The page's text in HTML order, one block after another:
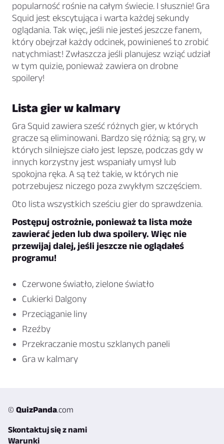
popularność rośnie na całym świecie. I słusznie! Gra
Squid jest ekscytująca i warta każdej sekundy
oglądania. Tak więc, jeśli nie jesteś jeszcze fanem,
który obejrzał każdy odcinek, powinieneś to zrobić
natychmiast! Zwłaszcza jeśli planujesz wziąć udział
w tym quizie, ponieważ zawiera on drobne
spoilery!
Lista gier w kalmary
Gra Squid zawiera sześć różnych gier, w których
gracze są eliminowani. Bardzo się różnią; są gry, w
których silniejsze ciało jest lepsze, podczas gdy w
innych korzystny jest wspaniały umysł lub
spokojna ręka. A są też takie, w których nie
potrzebujesz niczego poza zwykłym szczęściem.
Oto lista wszystkich sześciu gier do sprawdzenia.
Postępuj ostrożnie, ponieważ ta lista może
zawierać jeden lub dwa spoilery. Więc nie
przewijaj dalej, jeśli jeszcze nie oglądałeś
programu!
Czerwone światło, zielone światło
Cukierki Dalgony
Przeciąganie liny
Rzeźby
Przekraczanie mostu szklanych paneli
Gra w kalmary
© QuizPanda.com
Skontaktuj się z nami
Warunki